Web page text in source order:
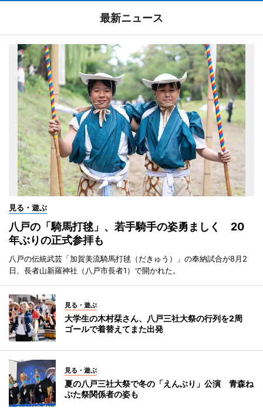
最新ニュース
見る・遊ぶ
八戸の「騎馬打毬」、若手騎手の姿勇ましく 20
年ぶりの正式参拝も
八戸の伝統武芸「加賀美流騎馬打毬（だきゅう）」の奉納試合が8月2
日、長者山新羅神社（八戸市長者1）で開かれた。
見る・遊ぶ
大学生の木村栞さん、八戸三社大祭の行列を2周
ゴールで着替えてまた出発
見る・遊ぶ
夏の八戸三社大祭で冬の「えんぶり」公演 青森ね
ぶた祭関係者の姿も